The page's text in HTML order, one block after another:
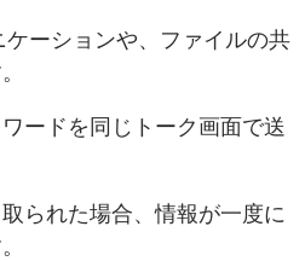
ーションや、ファイルの共
ードを同じトーク画面で送
られた場合、情報が一度に